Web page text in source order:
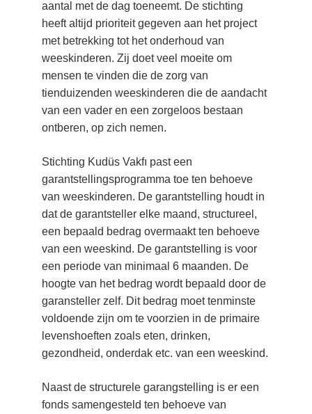
aantal met de dag toeneemt. De stichting
heeft altijd prioriteit gegeven aan het project
met betrekking tot het onderhoud van
weeskinderen. Zij doet veel moeite om
mensen te vinden die de zorg van
tienduizenden weeskinderen die de aandacht
van een vader en een zorgeloos bestaan
ontberen, op zich nemen.
Stichting Kudüs Vakfı past een
garantstellingsprogramma toe ten behoeve
van weeskinderen. De garantstelling houdt in
dat de garantsteller elke maand, structureel,
een bepaald bedrag overmaakt ten behoeve
van een weeskind. De garantstelling is voor
een periode van minimaal 6 maanden. De
hoogte van het bedrag wordt bepaald door de
garansteller zelf. Dit bedrag moet tenminste
voldoende zijn om te voorzien in de primaire
levenshoeften zoals eten, drinken,
gezondheid, onderdak etc. van een weeskind.
Naast de structurele garangstelling is er een
fonds samengesteld ten behoeve van